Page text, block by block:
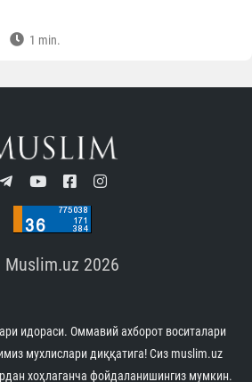
1 min.
2026
идораси. Оммавий ахборот воситалари
мухлислари диққатига! Сиз muslim.uz
хоҳлаганча фойдаланишингиз мумкин.